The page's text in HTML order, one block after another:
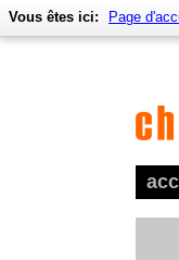
Vous êtes ici: Page